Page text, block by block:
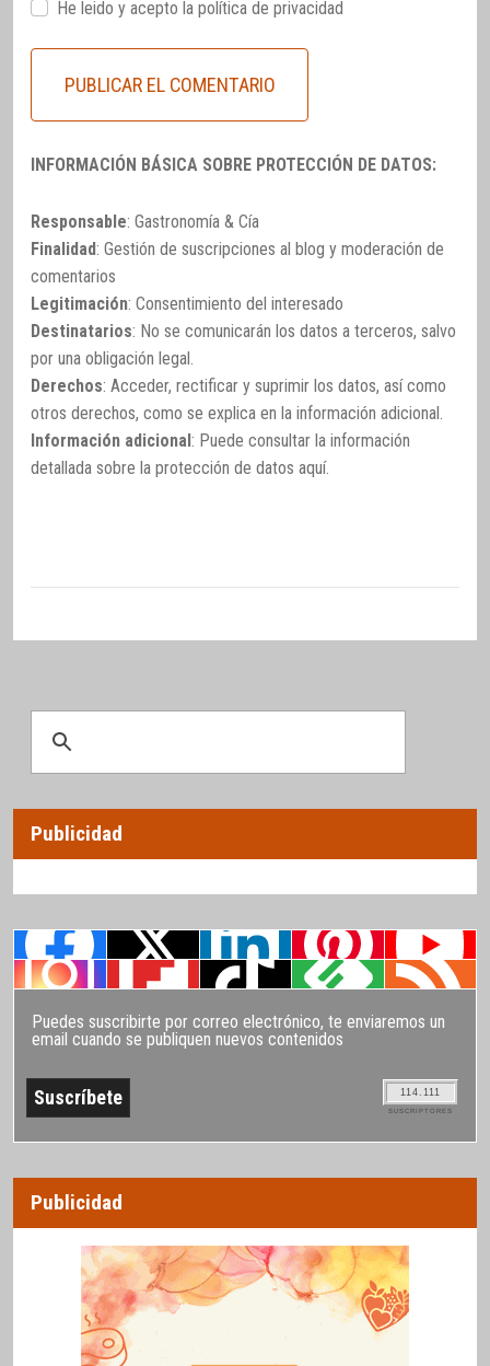
He leido y acepto la política de privacidad
INFORMACIÓN BÁSICA SOBRE PROTECCIÓN DE DATOS:
Responsable: Gastronomía & Cía
Finalidad: Gestión de suscripciones al blog y moderación de
comentarios
Legitimación: Consentimiento del interesado
Destinatarios: No se comunicarán los datos a terceros, salvo
por una obligación legal.
Derechos: Acceder, rectificar y suprimir los datos, así como
otros derechos, como se explica en la información adicional.
Información adicional: Puede consultar la información
detallada sobre la protección de datos aquí.
Publicidad
Puedes suscribirte por correo electrónico, te enviaremos un
email cuando se publiquen nuevos contenidos
114.111
SUSCRIPTORES
Publicidad